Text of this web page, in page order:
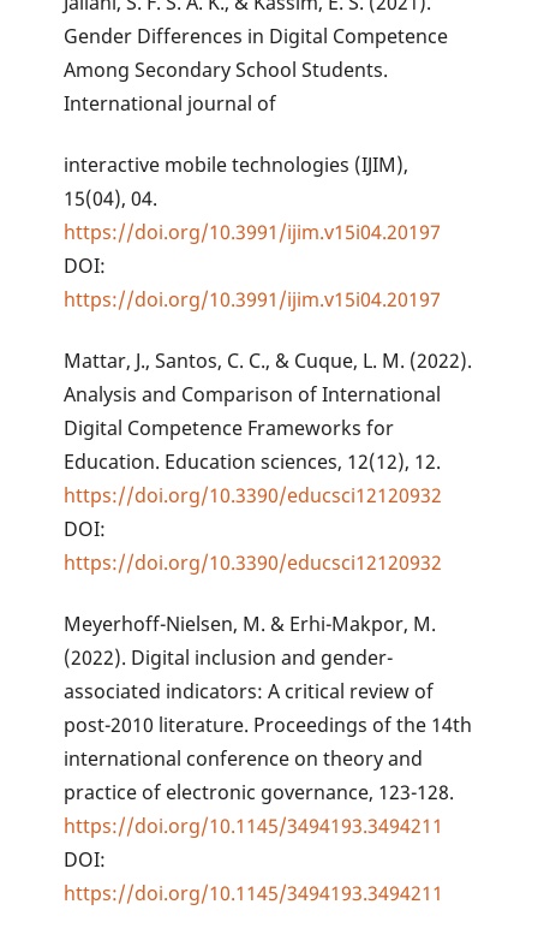
Gender Differences in Digital Competence
Among Secondary School Students.
International journal of
interactive mobile technologies (IJIM),
15(04), 04.
https://doi.org/10.3991/ijim.v15i04.20197
DOI:
https://doi.org/10.3991/ijim.v15i04.20197
Mattar, J., Santos, C. C., & Cuque, L. M. (2022).
Analysis and Comparison of International
Digital Competence Frameworks for
Education. Education sciences, 12(12), 12.
https://doi.org/10.3390/educsci12120932
DOI:
https://doi.org/10.3390/educsci12120932
Meyerhoff-Nielsen, M. & Erhi-Makpor, M.
(2022). Digital inclusion and gender-
associated indicators: A critical review of
post-2010 literature. Proceedings of the 14th
international conference on theory and
practice of electronic governance, 123-128.
https://doi.org/10.1145/3494193.3494211
DOI:
https://doi.org/10.1145/3494193.3494211